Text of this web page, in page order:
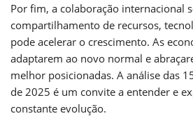
Por fim, a colaboração internacional
compartilhamento de recursos,
pode acelerar o crescimento. As
adaptarem ao novo normal e
melhor posicionadas. A análise das
de 2025 é um convite a entender e
constante evolução.